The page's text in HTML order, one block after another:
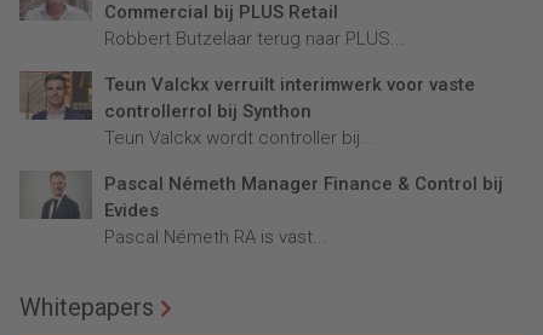
Commercial bij PLUS Retail
Robbert Butzelaar terug naar PLUS...
Teun Valckx verruilt interimwerk voor vaste
controllerrol bij Synthon
Teun Valckx wordt controller bij...
Pascal Németh Manager Finance & Control bij
Evides
Pascal Németh RA is vast...
Whitepapers